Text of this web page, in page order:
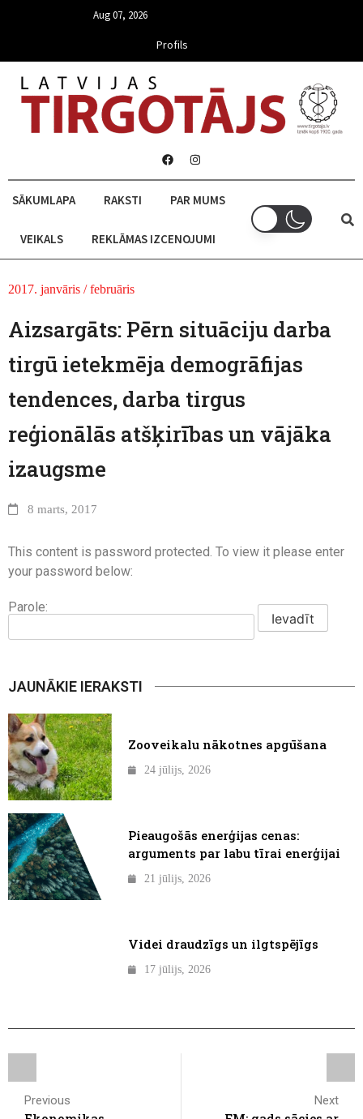
Aug 07, 2026
Profils
SĀKUMLAPA RAKSTI PAR MUMS
VEIKALS REKLĀMAS IZCENOJUMI
2017. janvāris / februāris
Aizsargāts: Pērn situāciju darba
tirgū ietekmēja demogrāfijas
tendences, darba tirgus
reģionālās atšķirības un vājāka
izaugsme
8 marts, 2017
This content is password protected. To view it please enter
your password below:
Parole:
JAUNĀKIE IERAKSTI
Zooveikalu nākotnes apgūšana
24 jūlijs, 2026
Pieaugošās enerģijas cenas:
arguments par labu tīrai enerģijai
21 jūlijs, 2026
Videi draudzīgs un ilgtspējīgs
17 jūlijs, 2026
Previous Next